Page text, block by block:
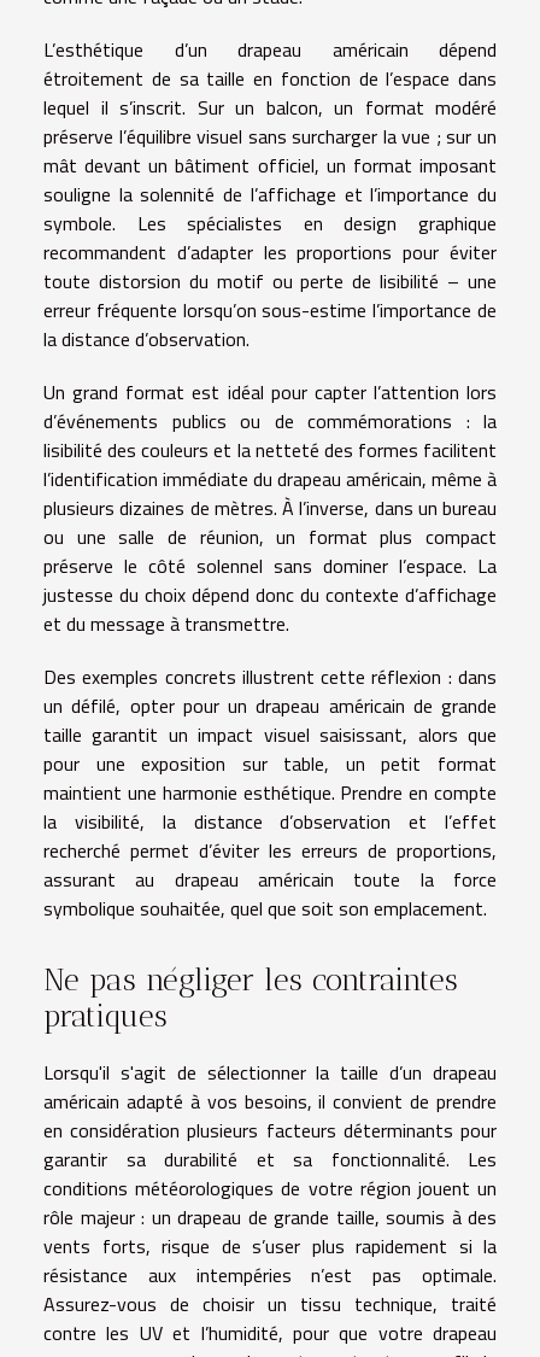
L’esthétique d’un drapeau américain dépend
étroitement de sa taille en fonction de l’espace dans
lequel il s’inscrit. Sur un balcon, un format modéré
préserve l’équilibre visuel sans surcharger la vue ; sur un
mât devant un bâtiment officiel, un format imposant
souligne la solennité de l’affichage et l’importance du
symbole. Les spécialistes en design graphique
recommandent d’adapter les proportions pour éviter
toute distorsion du motif ou perte de lisibilité – une
erreur fréquente lorsqu’on sous-estime l’importance de
la distance d’observation.
Un grand format est idéal pour capter l’attention lors
d’événements publics ou de commémorations : la
lisibilité des couleurs et la netteté des formes facilitent
l’identification immédiate du drapeau américain, même à
plusieurs dizaines de mètres. À l’inverse, dans un bureau
ou une salle de réunion, un format plus compact
préserve le côté solennel sans dominer l’espace. La
justesse du choix dépend donc du contexte d’affichage
et du message à transmettre.
Des exemples concrets illustrent cette réflexion : dans
un défilé, opter pour un drapeau américain de grande
taille garantit un impact visuel saisissant, alors que
pour une exposition sur table, un petit format
maintient une harmonie esthétique. Prendre en compte
la visibilité, la distance d’observation et l’effet
recherché permet d’éviter les erreurs de proportions,
assurant au drapeau américain toute la force
symbolique souhaitée, quel que soit son emplacement.
Ne pas négliger les contraintes
pratiques
Lorsqu'il s'agit de sélectionner la taille d’un drapeau
américain adapté à vos besoins, il convient de prendre
en considération plusieurs facteurs déterminants pour
garantir sa durabilité et sa fonctionnalité. Les
conditions météorologiques de votre région jouent un
rôle majeur : un drapeau de grande taille, soumis à des
vents forts, risque de s’user plus rapidement si la
résistance aux intempéries n’est pas optimale.
Assurez-vous de choisir un tissu technique, traité
contre les UV et l’humidité, pour que votre drapeau